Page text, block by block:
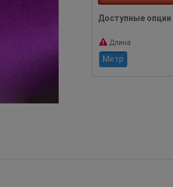
Доступные опции
Длина
Метр